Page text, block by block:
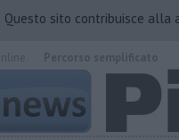
Questo sito contribuisce alla